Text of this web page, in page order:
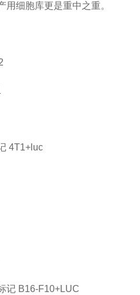
用细胞库更是重中之重。
4T1+luc
记 B16-F10+LUC